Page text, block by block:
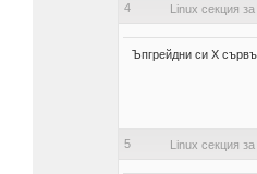
4 Linux секция
Ъпгрейдни си Х
5 Linux секция